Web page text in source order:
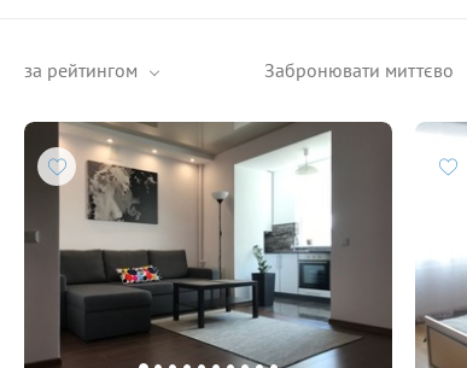
за рейтингом Забронювати миттєво